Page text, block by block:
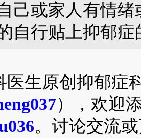
己或家人有情
自行贴上抑郁症
医生原创抑郁症
），欢迎
。讨论交流